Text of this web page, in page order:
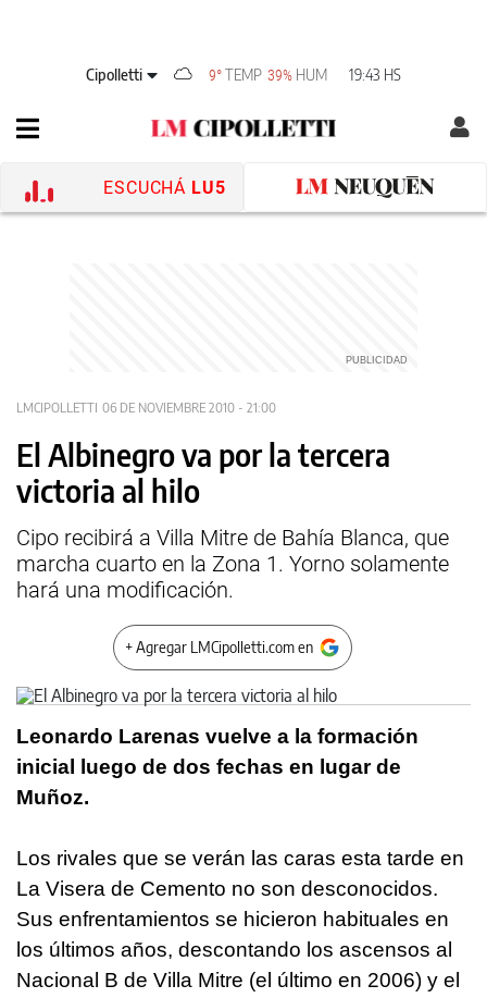
Cipolletti 9° TEMP 39% HUM 19:43 HS
ESCUCHÁ LU5
LMCIPOLLETTI 06 DE NOVIEMBRE 2010 - 21:00
El Albinegro va por la tercera
victoria al hilo
Cipo recibirá a Villa Mitre de Bahía Blanca, que
marcha cuarto en la Zona 1. Yorno solamente
hará una modificación.
+ Agregar LMCipolletti.com en
Leonardo Larenas vuelve a la formación
inicial luego de dos fechas en lugar de
Muñoz.
Los rivales que se verán las caras esta tarde en
La Visera de Cemento no son desconocidos.
Sus enfrentamientos se hicieron habituales en
los últimos años, descontando los ascensos al
Nacional B de Villa Mitre (el último en 2006) y el